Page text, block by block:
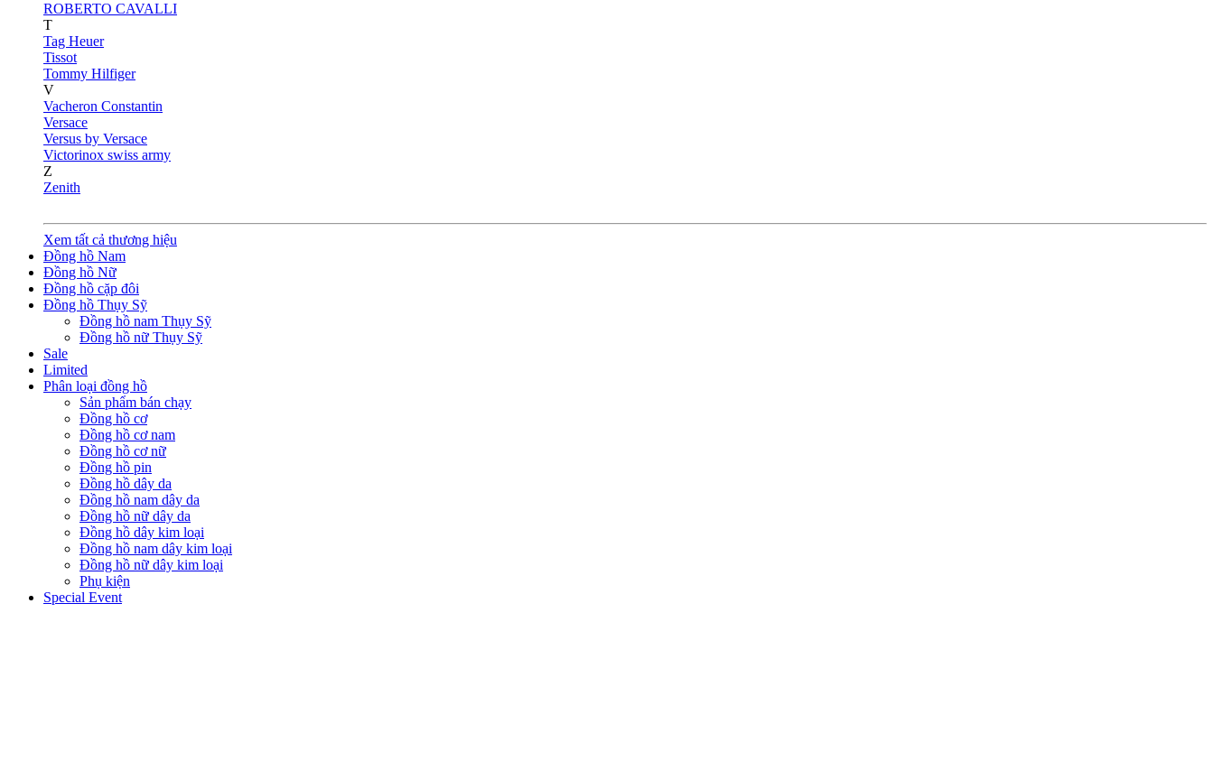
ROBERTO CAVALLI
T
Tag Heuer
Tissot
Tommy Hilfiger
V
Vacheron Constantin
Versace
Versus by Versace
Victorinox swiss army
Z
Zenith
Xem tất cả thương hiệu
Đồng hồ Nam
Đồng hồ Nữ
Đồng hồ cặp đôi
Đồng hồ Thụy Sỹ
Đồng hồ nam Thụy Sỹ
Đồng hồ nữ Thụy Sỹ
Sale
Limited
Phân loại đồng hồ
Sản phẩm bán chạy
Đồng hồ cơ
Đồng hồ cơ nam
Đồng hồ cơ nữ
Đồng hồ pin
Đồng hồ dây da
Đồng hồ nam dây da
Đồng hồ nữ dây da
Đồng hồ dây kim loại
Đồng hồ nam dây kim loại
Đồng hồ nữ dây kim loại
Phụ kiện
Special Event